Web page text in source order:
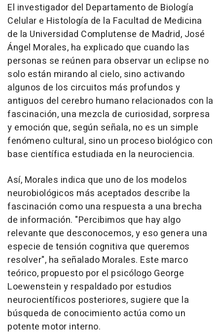
El investigador del Departamento de Biología
Celular e Histología de la Facultad de Medicina
de la Universidad Complutense de Madrid, José
Ángel Morales, ha explicado que cuando las
personas se reúnen para observar un eclipse no
solo están mirando al cielo, sino activando
algunos de los circuitos más profundos y
antiguos del cerebro humano relacionados con la
fascinación, una mezcla de curiosidad, sorpresa
y emoción que, según señala, no es un simple
fenómeno cultural, sino un proceso biológico con
base científica estudiada en la neurociencia.
Así, Morales indica que uno de los modelos
neurobiológicos más aceptados describe la
fascinación como una respuesta a una brecha
de información. "Percibimos que hay algo
relevante que desconocemos, y eso genera una
especie de tensión cognitiva que queremos
resolver", ha señalado Morales. Este marco
teórico, propuesto por el psicólogo George
Loewenstein y respaldado por estudios
neurocientíficos posteriores, sugiere que la
búsqueda de conocimiento actúa como un
potente motor interno.